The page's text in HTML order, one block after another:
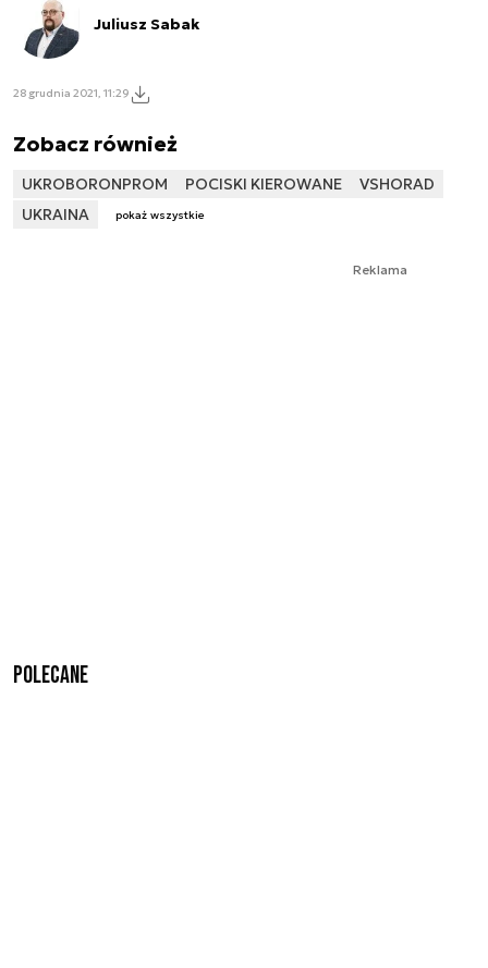
Juliusz Sabak
28 grudnia 2021, 11:29
Zobacz również
UKROBORONPROM POCISKI KIEROWANE
VSHORAD
UKRAINA
pokaż wszystkie
Reklama
Polecane